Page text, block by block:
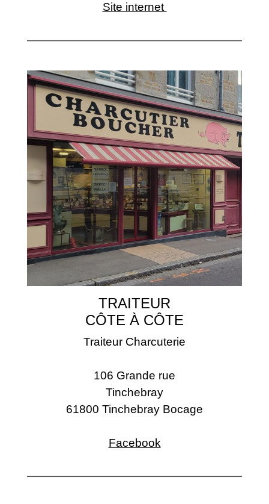
Site internet
TRAITEUR
CÔTE À CÔTE
Traiteur Charcuterie
106 Grande rue
Tinchebray
61800 Tinchebray Bocage
Facebook